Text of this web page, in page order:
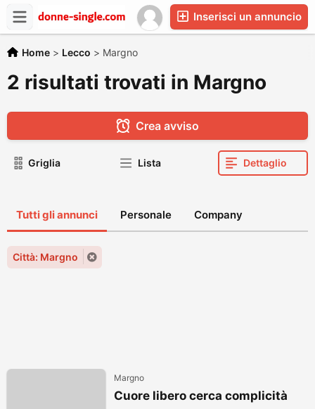
Inserisci un annuncio
Home > Lecco > Margno
2 risultati trovati in Margno
Crea avviso
Griglia Lista Dettaglio
Tutti gli annunci Personale Company
Città: Margno
Margno
Cuore libero cerca complicità